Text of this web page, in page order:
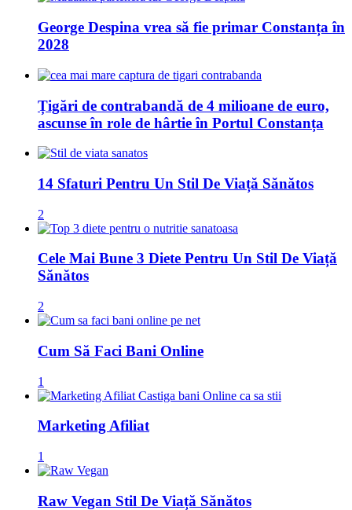
George Despina vrea să fie primar Constanța în
2028
Țigări de contrabandă de 4 milioane de euro,
ascunse în role de hârtie în Portul Constanța
14 Sfaturi Pentru Un Stil De Viață Sănătos
2
Cele Mai Bune 3 Diete Pentru Un Stil De Viață
Sănătos
2
Cum Să Faci Bani Online
1
Marketing Afiliat
1
Raw Vegan Stil De Viață Sănătos